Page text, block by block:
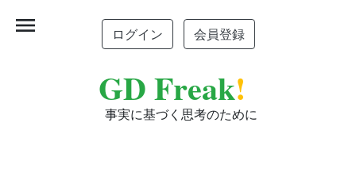
ログイン 会員登録
GD Freak!
事実に基づく思考のために
menu